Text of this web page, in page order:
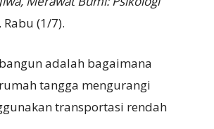
(1/7).
adalah bagaimana
tangga mengurangi
transportasi rendah